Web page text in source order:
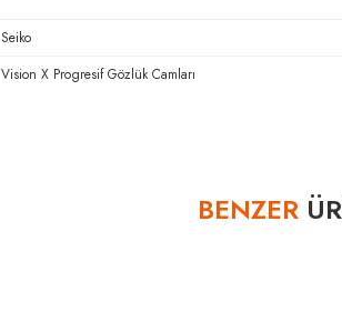
Seiko
Vision X Progresif Gözlük Camları
BENZER